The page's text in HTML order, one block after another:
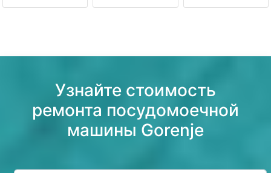
Узнайте стоимость
ремонта посудомоечной
машины Gorenje